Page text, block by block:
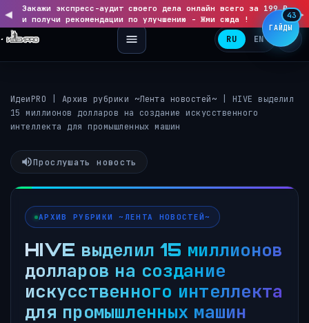
◀
Закажи экспресс-аудит своего дела онлайн всего за 199 ₽
и получи рекомендации по улучшению - Жми сюда !
▶
RU EN
ИдеиPRO Архив рубрики ~Лента новостей~
HIVE выделил
15 миллионов долларов на создание искусственного
интеллекта для промышленных машин
Прослушать новость
АРХИВ РУБРИКИ ~ЛЕНТА НОВОСТЕЙ~
HIVE выделил 15 миллионов
долларов на создание
искусственного интеллекта
для промышленных машин
ГАЙДЫ
43